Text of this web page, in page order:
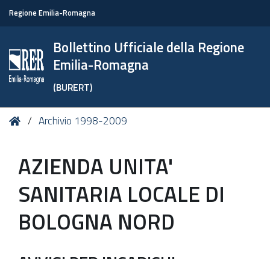
Regione Emilia-Romagna
Bollettino Ufficiale della Regione
Emilia-Romagna
(BURERT)
Tu HomeArchivio 1998-2009
AZIENDA UNITA'
SANITARIA LOCALE DI
BOLOGNA NORD